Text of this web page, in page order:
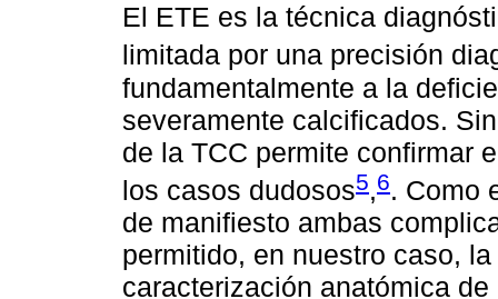
El ETE es la técnica
limitada por una precisión
fundamentalmente a la
severamente calcificados.
de la TCC permite confirmar
los casos dudosos5,6. Como
de manifiesto ambas
permitido, en nuestro caso,
caracterización anatómica